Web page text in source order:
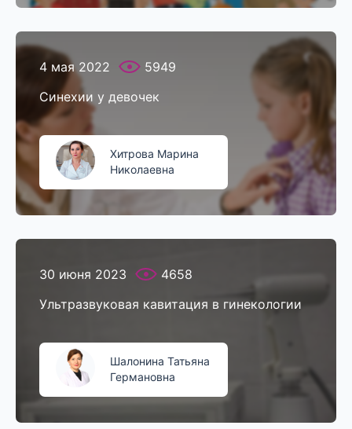
4 мая 2022
5949
Синехии у девочек
Хитрова Марина
Николаевна
30 июня 2023
4658
Ультразвуковая кавитация в гинекологии
Шалонина Татьяна
Германовна